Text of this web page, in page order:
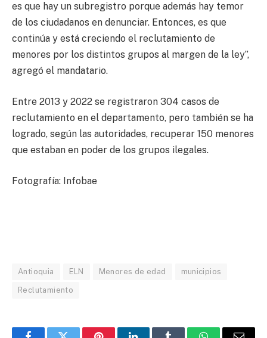
es que hay un subregistro porque además hay temor
de los ciudadanos en denunciar. Entonces, es que
continúa y está creciendo el reclutamiento de
menores por los distintos grupos al margen de la ley”,
agregó el mandatario.
Entre 2013 y 2022 se registraron 304 casos de
reclutamiento en el departamento, pero también se ha
logrado, según las autoridades, recuperar 150 menores
que estaban en poder de los grupos ilegales.
Fotografía: Infobae
Antioquia ELN Menores de edad municipios
Reclutamiento